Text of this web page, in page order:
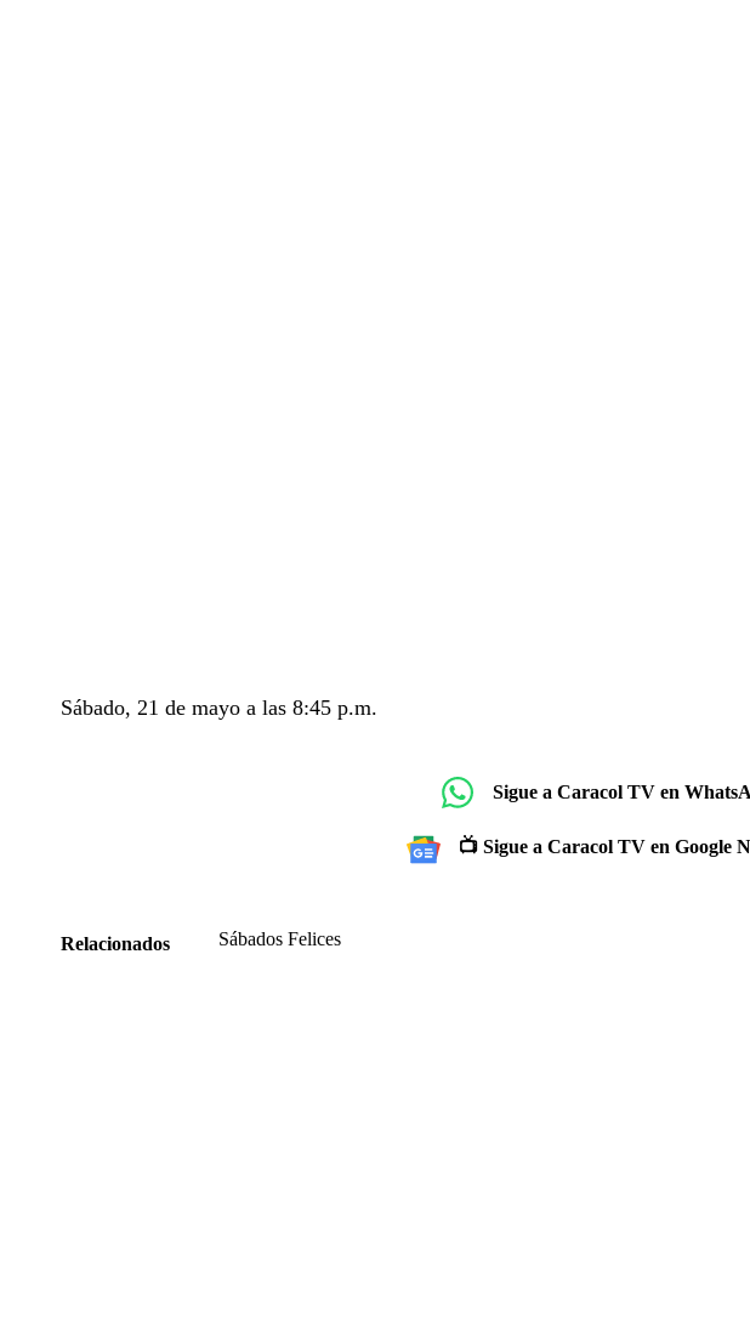
Sábado, 21 de mayo a las 8:45 p.m.
Sigue a Caracol TV en
📺 Sigue a Caracol TV en Google
Relacionados Sábados Felices